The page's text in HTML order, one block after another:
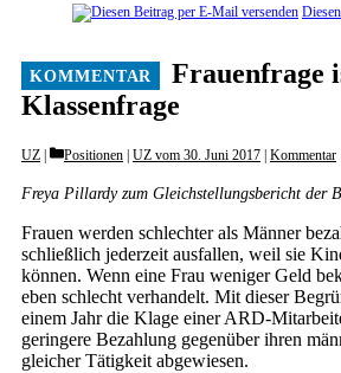
Frauenfrage
Klassenfrage
UZ Categories
Positionen UZ vom 30. Juni 2017 Kommentar
Freya Pillardy zum Gleichstellungsbericht der
Frauen werden schlechter als Männer
schließlich jederzeit ausfallen, weil sie
können. Wenn eine Frau weniger Geld
eben schlecht verhandelt. Mit dieser
einem Jahr die Klage einer ARD-
geringere Bezahlung gegenüber ihren
gleicher Tätigkeit abgewiesen.